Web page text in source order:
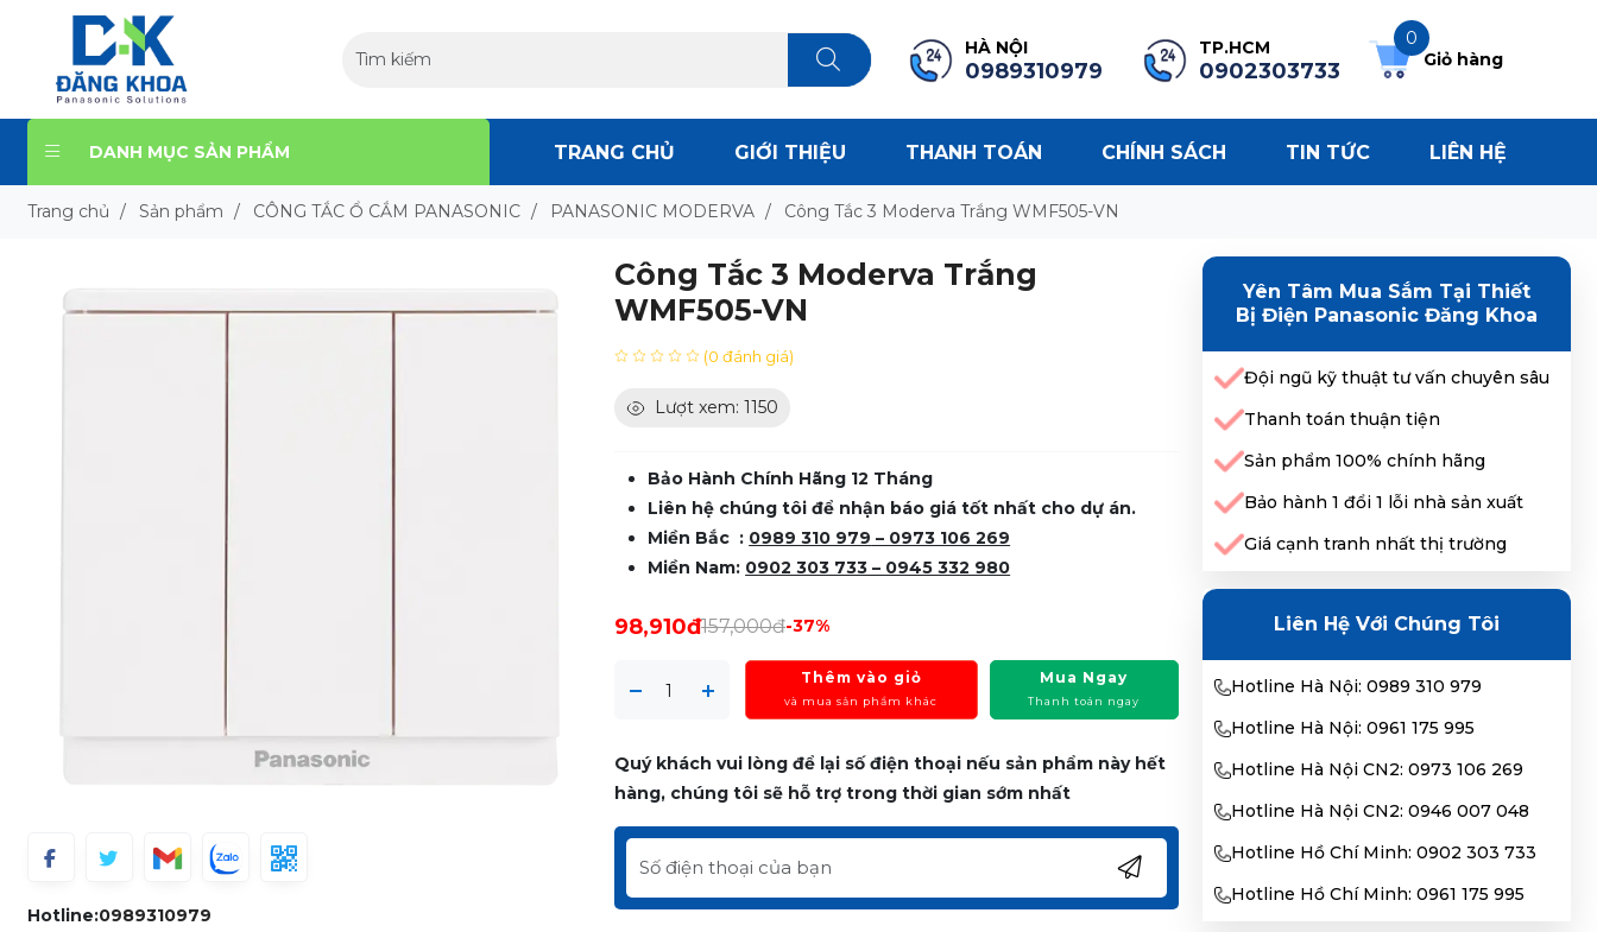
HÀ NỘI
0989310979
TP.HCM
0902303733
0
Giỏ hàng
DANH MỤC SẢN PHẨM TRANG CHỦ GIỚI THIỆU THANH TOÁN CHÍNH SÁCH TIN TỨC LIÊN HỆ
Trang chủ / Sản phẩm / CÔNG TẮC Ổ CẮM PANASONIC / PANASONIC MODERVA / Công Tắc 3 Moderva Trắng WMF505-VN
Hotline:0989310979
Công Tắc 3 Moderva Trắng
WMF505-VN
(0 đánh giá)
Lượt xem: 1150
Bảo Hành Chính Hãng 12 Tháng
Liên hệ chúng tôi để nhận báo giá tốt nhất cho dự án.
Miền Bắc : 0989 310 979 – 0973 106 269
Miền Nam: 0902 303 733 – 0945 332 980
98,910đ157,000đ-37%
Thêm vào giỏ
và mua sản phẩm khác
Mua Ngay
Thanh toán ngay
Quý khách vui lòng để lại số điện thoại nếu sản phẩm này hết
hàng, chúng tôi sẽ hỗ trợ trong thời gian sớm nhất
Yên Tâm Mua Sắm Tại Thiết
Bị Điện Panasonic Đăng Khoa
Đội ngũ kỹ thuật tư vấn chuyên sâu
Thanh toán thuận tiện
Sản phẩm 100% chính hãng
Bảo hành 1 đổi 1 lỗi nhà sản xuất
Giá cạnh tranh nhất thị trường
Liên Hệ Với Chúng Tôi
Hotline Hà Nội: 0989 310 979
Hotline Hà Nội: 0961 175 995
Hotline Hà Nội CN2: 0973 106 269
Hotline Hà Nội CN2: 0946 007 048
Hotline Hồ Chí Minh: 0902 303 733
Hotline Hồ Chí Minh: 0961 175 995